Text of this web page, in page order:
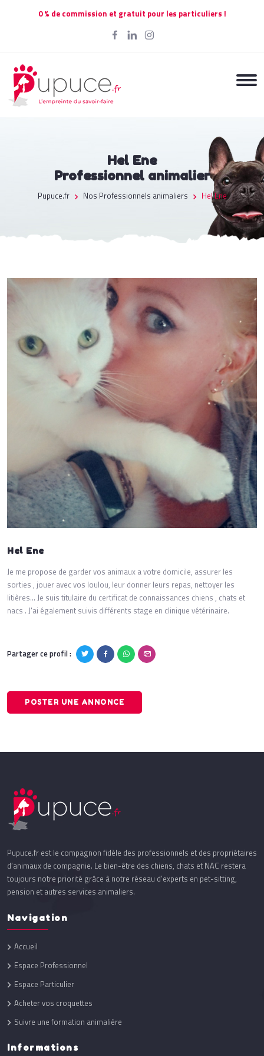
0 % de commission et gratuit pour les particuliers !
Hel Ene
Professionnel animalier
Pupuce.fr Nos Professionnels animaliers Hel Ene
Hel Ene
Je me propose de garder vos animaux a votre domicile, assurer les
sorties , jouer avec vos loulou, leur donner leurs repas, nettoyer les
litières... Je suis titulaire du certificat de connaissances chiens , chats et
nacs . J'ai également suivis différents stage en clinique vétérinaire.
Partager ce profil :
POSTER UNE ANNONCE
Pupuce.fr est le compagnon fidèle des professionnels et des propriétaires
d’animaux de compagnie. Le bien-être des chiens, chats et NAC restera
toujours notre priorité grâce à notre réseau d’experts en pet-sitting,
pension et autres services animaliers.
Navigation
Accueil
Espace Professionnel
Espace Particulier
Acheter vos croquettes
Suivre une formation animalière
Informations